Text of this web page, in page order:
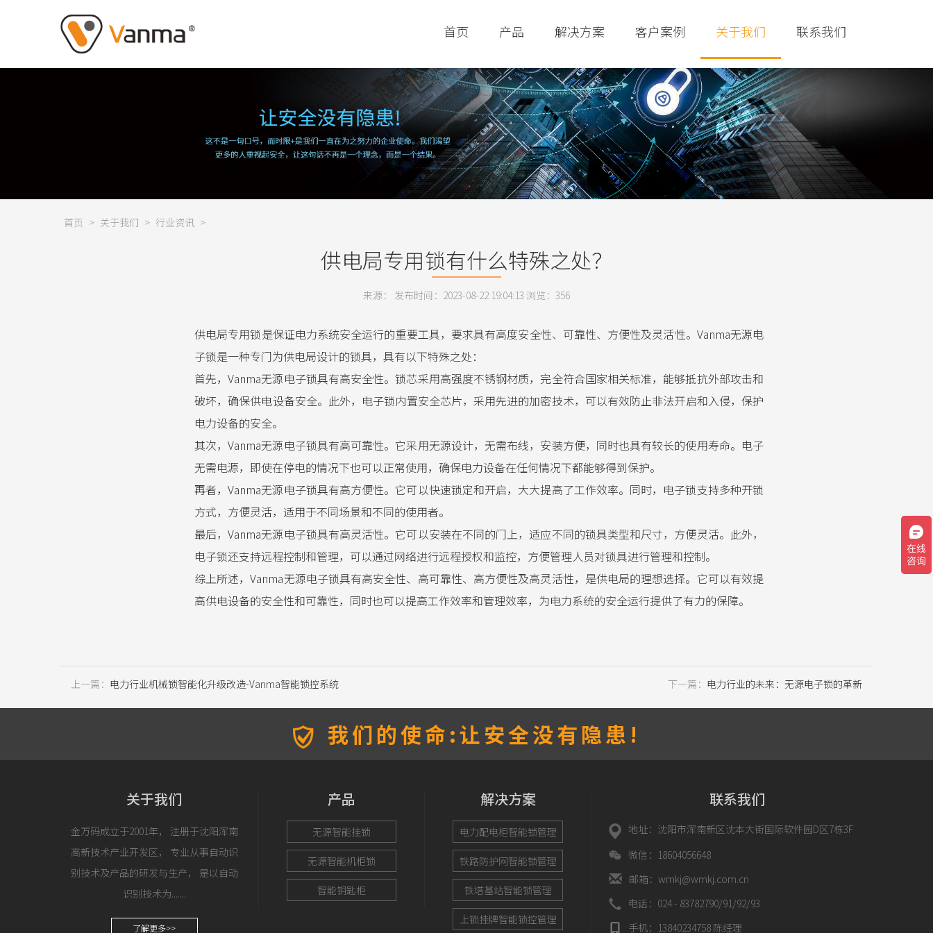
首页 产品 解决方案 客户案例 关于我们 联系我们
首页 > 关于我们 > 行业资讯 >
供电局专用锁有什么特殊之处？
来源： 发布时间：2023-08-22 19:04:13 浏览： 356
供电局专用锁是保证电力系统安全运行的重要工具，要求具有高度安全性、可靠性、方便性及灵活性。Vanma无源电
子锁是一种专门为供电局设计的锁具，具有以下特殊之处：
首先，Vanma无源电子锁具有高安全性。锁芯采用高强度不锈钢材质，完全符合国家相关标准，能够抵抗外部攻击和
破坏，确保供电设备安全。此外，电子锁内置安全芯片，采用先进的加密技术，可以有效防止非法开启和入侵，保护
电力设备的安全。
其次，Vanma无源电子锁具有高可靠性。它采用无源设计，无需布线，安装方便，同时也具有较长的使用寿命。电子
无需电源，即使在停电的情况下也可以正常使用，确保电力设备在任何情况下都能够得到保护。
再者，Vanma无源电子锁具有高方便性。它可以快速锁定和开启，大大提高了工作效率。同时，电子锁支持多种开锁
方式，方便灵活，适用于不同场景和不同的使用者。
最后，Vanma无源电子锁具有高灵活性。它可以安装在不同的门上，适应不同的锁具类型和尺寸，方便灵活。此外，
电子锁还支持远程控制和管理，可以通过网络进行远程授权和监控，方便管理人员对锁具进行管理和控制。
综上所述，Vanma无源电子锁具有高安全性、高可靠性、高方便性及高灵活性，是供电局的理想选择。它可以有效提
高供电设备的安全性和可靠性，同时也可以提高工作效率和管理效率，为电力系统的安全运行提供了有力的保障。
上一篇： 电力行业机械锁智能化升级改造-Vanma智能锁控系统 下一篇： 电力行业的未来：无源电子锁的革新
我们的使命:让安全没有隐患!
关于我们
金万码成立于2001年， 注册于沈阳浑南
高新技术产业开发区， 专业从事自动识
别技术及产品的研发与生产， 是以自动
识别技术为.......
了解更多>>
产品
无源智能挂锁
无源智能机柜锁
智能钥匙柜
解决方案
电力配电柜智能锁管理
铁路防护网智能锁管理
铁塔基站智能锁管理
上锁挂牌智能锁控管理
联系我们
地址：沈阳市浑南新区沈本大街国际软件园D区7栋3F
微信：18604056648
邮箱：wmkj@wmkj.com.cn
电话：024 - 83782790/91/92/93
手机：13840234758 陈经理